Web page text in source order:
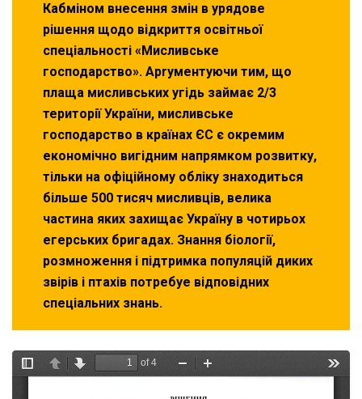
Кабміном внесення змiн в урядове
рiшення щодо вiдкриття освiтньої
спецiальностi «Мисливське
господарство». Арrументуючи тим, що
плаща мисливських угiдь займає 2/3
територiї України, мисливське
господарство в країнах ЄС є окремим
економiчно вигiдним напрямком розвитку,
тiльки на офiцiйному облiку знаходиться
бiльше 500 тисяч мисливцiв, велика
частина яких захищає Україну в чотирьох
егерських бригадах. Знання бiології,
розмноження i пiдтримка популяцiй диких
звірів i птахiв потребуе вiдповiдних
спецiальних знань.